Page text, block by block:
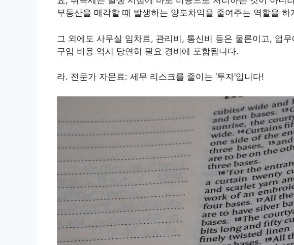
부동산을 매각할 때 발생하는 양도차익을 줄여주는 역할을 하
그 외에도 사무실 임차료, 관리비, 통신비 등은 물론이고, 업
구입 비용 역시 당연히 필요 경비에 포함됩니다.
라. 전문가 자문료: 세무 리스크를 줄이는 ‘투자’입니다!